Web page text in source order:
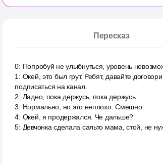
Пересказ
0: Попробуй не улыбнуться, уровень
1 : Окей, это был грут. Ребят, давайте
подписаться на канал.
2: Ладно, пока держусь, пока держусь.
3: Нормально, но это неплохо. Смешно.
4: Окей, я продержался. Че дальше?
5: Девчонка сделала сальто мама, стой, не